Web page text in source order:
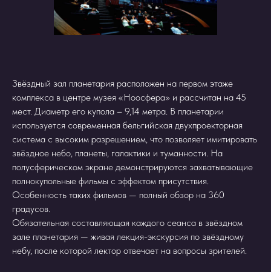
Звёздный зал планетария расположен на первом этаже
комплекса в центре музея «Ноосфера» и рассчитан на 45
мест. Диаметр его купола – 9,14 метра. В планетарии
используется современная бельгийская двухпроекторная
система с высоким разрешением, что позволяет имитировать
звёздное небо, планеты, галактики и туманности. На
полусферическом экране демонстрируются захватывающие
полнокупольные фильмы с эффектом присутствия.
Особенность таких фильмов — полный обзор на 360
градусов.
Обязательная составляющая каждого сеанса в звёздном
зале планетария — живая лекция-экскурсия по звёздному
небу, после которой лектор отвечает на вопросы зрителей.